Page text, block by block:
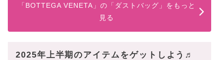
「BOTTEGA VENETA」の「ダストバッグ」をもっと
見る
2025年上半期のアイテムをゲットしよう♬